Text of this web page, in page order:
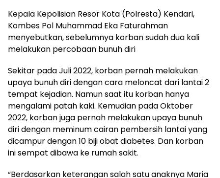
Kepala Kepolisian Resor Kota (Polresta) Kendari,
Kombes Pol Muhammad Eka Faturahman
menyebutkan, sebelumnya korban sudah dua kali
melakukan percobaan bunuh diri
Sekitar pada Juli 2022, korban pernah melakukan
upaya bunuh diri dengan cara meloncat dari lantai 2
tempat kejadian. Namun saat itu korban hanya
mengalami patah kaki. Kemudian pada Oktober
2022, korban juga pernah melakukan upaya bunuh
diri dengan meminum cairan pembersih lantai yang
dicampur dengan 10 biji obat diabetes. Dan korban
ini sempat dibawa ke rumah sakit.
“Berdasarkan keterangan salah satu anaknya Maria